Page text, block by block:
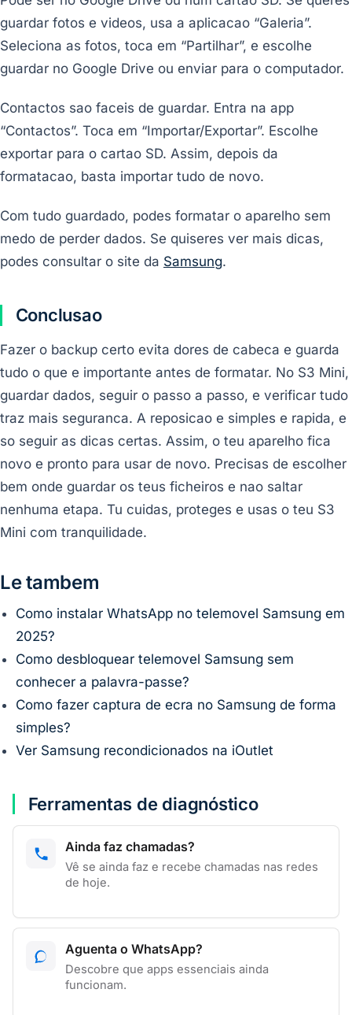
guardar fotos e videos, usa a aplicacao “Galeria”.
Seleciona as fotos, toca em “Partilhar”, e escolhe
guardar no Google Drive ou enviar para o computador.
Contactos sao faceis de guardar. Entra na app
“Contactos”. Toca em “Importar/Exportar”. Escolhe
exportar para o cartao SD. Assim, depois da
formatacao, basta importar tudo de novo.
Com tudo guardado, podes formatar o aparelho sem
medo de perder dados. Se quiseres ver mais dicas,
podes consultar o site da Samsung.
Conclusao
Fazer o backup certo evita dores de cabeca e guarda
tudo o que e importante antes de formatar. No S3 Mini,
guardar dados, seguir o passo a passo, e verificar tudo
traz mais seguranca. A reposicao e simples e rapida, e
so seguir as dicas certas. Assim, o teu aparelho fica
novo e pronto para usar de novo. Precisas de escolher
bem onde guardar os teus ficheiros e nao saltar
nenhuma etapa. Tu cuidas, proteges e usas o teu S3
Mini com tranquilidade.
Le tambem
Como instalar WhatsApp no telemovel Samsung em
2025?
Como desbloquear telemovel Samsung sem
conhecer a palavra-passe?
Como fazer captura de ecra no Samsung de forma
simples?
Ver Samsung recondicionados na iOutlet
Ferramentas de diagnóstico
Ainda faz chamadas?
Vê se ainda faz e recebe chamadas nas redes
de hoje.
Aguenta o WhatsApp?
Descobre que apps essenciais ainda
funcionam.